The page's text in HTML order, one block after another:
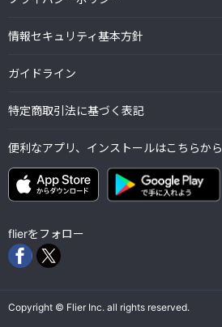
情報セキュリティ基本方針
ガイドライン
特定商取引法に基づく表記
便利なアプリ、インストールはこちらから
flierをフォロー
Copyright © Flier Inc. all rights reserved.